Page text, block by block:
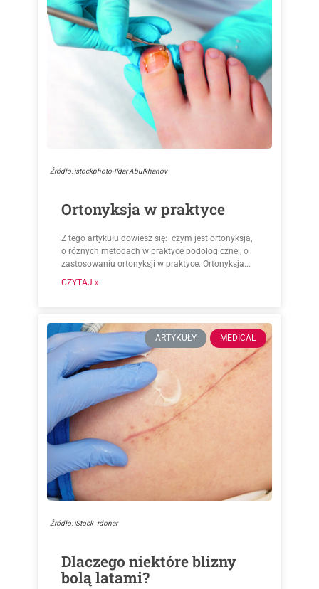
Źródło: istockphoto-Ildar Abulkhanov
Ortonyksja w praktyce
Z tego artykułu dowiesz się: czym jest ortonyksja,
o różnych metodach w praktyce podologicznej, o
zastosowaniu ortonyksji w praktyce. Ortonyksja...
CZYTAJ »
ARTYKUŁY MEDICAL
Źródło: iStock_rdonar
Dlaczego niektóre blizny
bolą latami?